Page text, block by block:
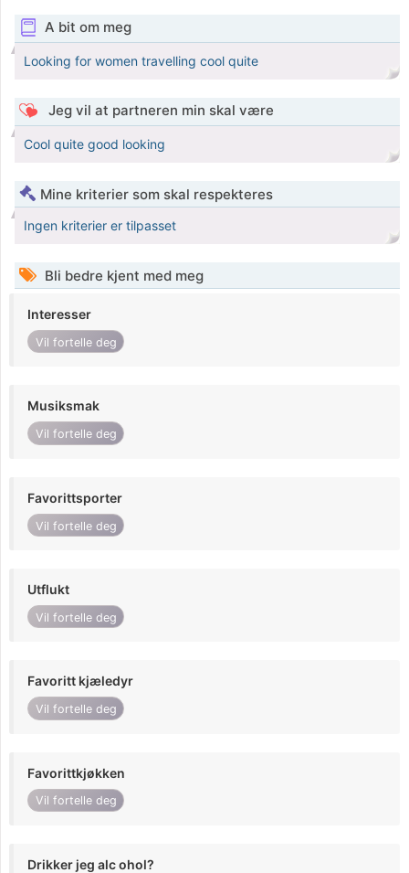
A bit om meg
Looking for women travelling cool quite
Jeg vil at partneren min skal være
Cool quite good looking
Mine kriterier som skal respekteres
Ingen kriterier er tilpasset
Bli bedre kjent med meg
Interesser
Vil fortelle deg
Musiksmak
Vil fortelle deg
Favorittsporter
Vil fortelle deg
Utflukt
Vil fortelle deg
Favoritt kjæledyr
Vil fortelle deg
Favorittkjøkken
Vil fortelle deg
Drikker jeg alc ohol?